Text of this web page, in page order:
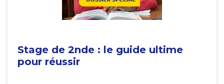
Stage de 2nde : le guide ultime
pour réussir